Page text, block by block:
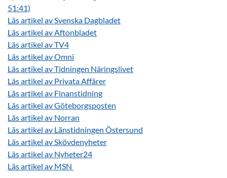
51:41)
Läs artikel av Svenska Dagbladet
Läs artikel av Aftonbladet
Läs artikel av TV4
Läs artikel av Omni
Läs artikel av Tidningen Näringslivet
Läs artikel av Privata Affärer
Läs artikel av Finanstidning
Läs artikel av Göteborgsposten
Läs artikel av Norran
Läs artikel av Länstidningen Östersund
Läs artikel av Skövdenyheter
Läs artikel av Nyheter24
Läs artikel av MSN